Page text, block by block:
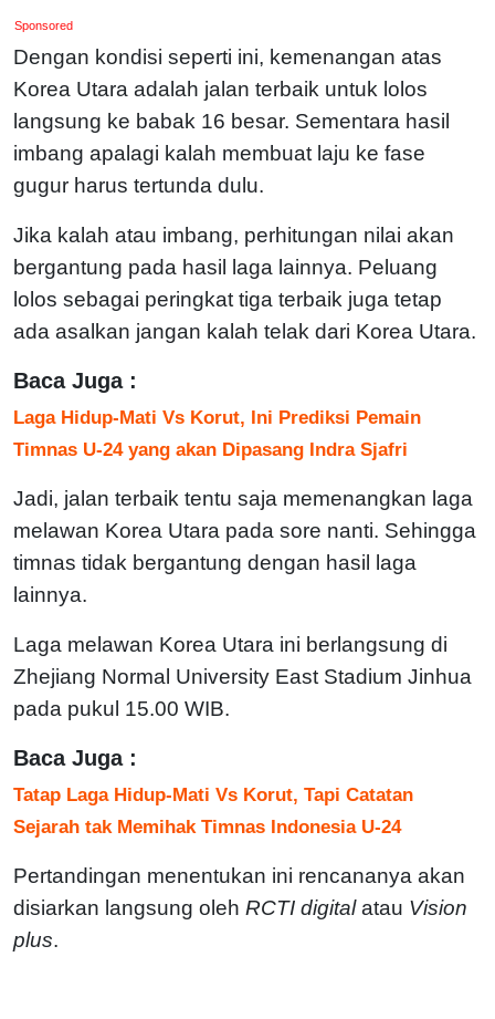
Sponsored
Dengan kondisi seperti ini, kemenangan atas
Korea Utara adalah jalan terbaik untuk lolos
langsung ke babak 16 besar. Sementara hasil
imbang apalagi kalah membuat laju ke fase
gugur harus tertunda dulu.
Jika kalah atau imbang, perhitungan nilai akan
bergantung pada hasil laga lainnya. Peluang
lolos sebagai peringkat tiga terbaik juga tetap
ada asalkan jangan kalah telak dari Korea Utara.
Baca Juga :
Laga Hidup-Mati Vs Korut, Ini Prediksi Pemain
Timnas U-24 yang akan Dipasang Indra Sjafri
Jadi, jalan terbaik tentu saja memenangkan laga
melawan Korea Utara pada sore nanti. Sehingga
timnas tidak bergantung dengan hasil laga
lainnya.
Laga melawan Korea Utara ini berlangsung di
Zhejiang Normal University East Stadium Jinhua
pada pukul 15.00 WIB.
Baca Juga :
Tatap Laga Hidup-Mati Vs Korut, Tapi Catatan
Sejarah tak Memihak Timnas Indonesia U-24
Pertandingan menentukan ini rencananya akan
disiarkan langsung oleh RCTI digitalatau Vision
plus.